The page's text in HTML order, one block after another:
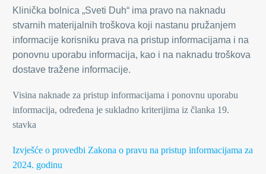
Klinička bolnica „Sveti Duh“ ima pravo na naknadu
stvarnih materijalnih troškova koji nastanu pružanjem
informacije korisniku prava na pristup informacijama i na
ponovnu uporabu informacija, kao i na naknadu troškova
dostave tražene informacije.
Visina naknade za pristup informacijama i ponovnu uporabu
informacija, određena je sukladno kriterijima iz članka 19.
stavka
Izvješće o provedbi Zakona o pravu na pristup informacijama za
2024. godinu